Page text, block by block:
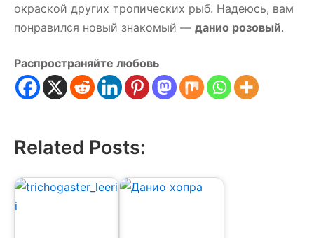
окраской других тропических рыб. Надеюсь, вам
понравился новый знакомый — данио розовый.
Распространяйте любовь
Related Posts: